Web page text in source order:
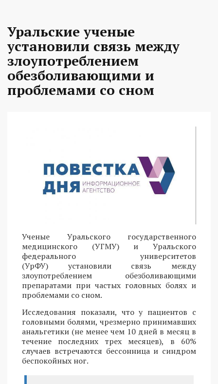
Уральские ученые
установили связь между
злоупотреблением
обезболивающими и
проблемами со сном
Ученые Уральского государственного
медицинского (УГМУ) и Уральского
федерального университетов
(УрФУ) установили связь между
злоупотреблением обезболивающими
препаратами при частых головных болях и
проблемами со сном.
Исследования показали, что у пациентов с
головными болями, чрезмерно принимавших
анальгетики (не менее чем 10 дней в месяц в
течение последних трех месяцев), в 60%
случаев встречаются бессонница и синдром
беспокойных ног.